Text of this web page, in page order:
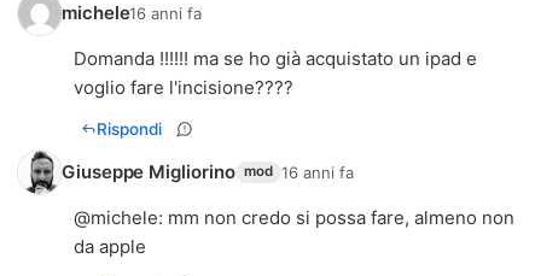
michele16 anni fa
Domanda !!!!!! ma se ho già acquistato un ipad e
voglio fare l'incisione????
Rispondi
Giuseppe Migliorino mod 16 anni fa
@michele: mm non credo si possa fare, almeno non
da apple